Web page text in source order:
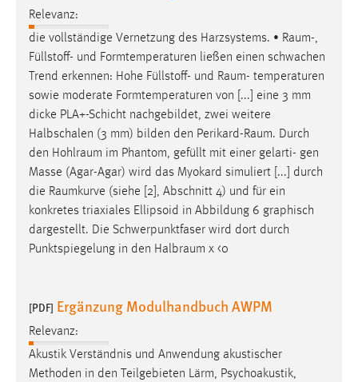
Relevanz:
die vollständige Vernetzung des Harzsystems. • Raum-,
Füllstoff- und Formtemperaturen ließen einen schwachen
Trend erkennen: Hohe Füllstoff- und Raum- temperaturen
sowie moderate Formtemperaturen von [...] eine 3 mm
dicke PLA+-Schicht nachgebildet, zwei weitere
Halbschalen (3 mm) bilden den Perikard-Raum. Durch
den Hohlraum im Phantom, gefüllt mit einer gelarti- gen
Masse (Agar-Agar) wird das Myokard simuliert [...] durch
die Raumkurve (siehe [2], Abschnitt 4) und für ein
konkretes triaxiales Ellipsoid in Abbildung 6 graphisch
dargestellt. Die Schwerpunktfaser wird dort durch
Punktspiegelung in den Halbraum χ <0
[PDF] Ergänzung Modulhandbuch AWPM
Relevanz:
Akustik Verständnis und Anwendung akustischer
Methoden in den Teilgebieten Lärm, Psychoakustik,